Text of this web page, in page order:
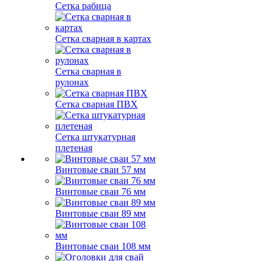
Сетка рабица
Сетка сварная в картах
Сетка сварная в
рулонах
Сетка сварная ПВХ
Сетка штукатурная
плетеная
Винтовые сваи 57 мм
Винтовые сваи 76 мм
Винтовые сваи 89 мм
Винтовые сваи 108 мм